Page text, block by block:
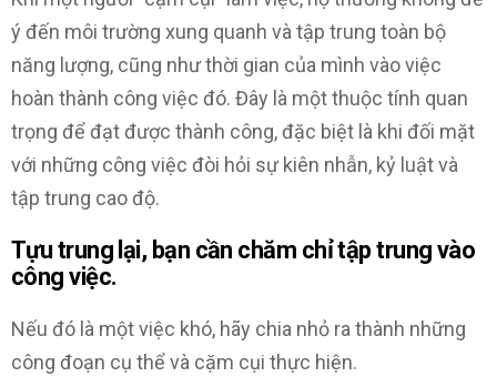
ý đến môi trường xung quanh và tập trung toàn bộ
năng lượng, cũng như thời gian của mình vào việc
hoàn thành công việc đó. Đây là một thuộc tính quan
trọng để đạt được thành công, đặc biệt là khi đối mặt
với những công việc đòi hỏi sự kiên nhẫn, kỷ luật và
tập trung cao độ.
Tựu trung lại, bạn cần chăm chỉ tập trung vào
công việc.
Nếu đó là một việc khó, hãy chia nhỏ ra thành những
công đoạn cụ thể và cặm cụi thực hiện.